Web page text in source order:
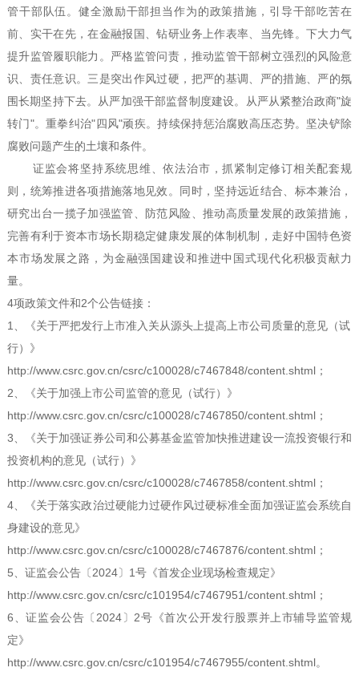
管干部队伍。健全激励干部担当作为的政策措施，引导干部吃苦在
前、实干在先，在金融报国、钻研业务上作表率、当先锋。下大力气
提升监管履职能力。严格监管问责，推动监管干部树立强烈的风险意
识、责任意识。三是突出作风过硬，把严的基调、严的措施、严的氛
围长期坚持下去。从严加强干部监督制度建设。从严从紧整治政商"旋
转门"。重拳纠治"四风"顽疾。持续保持惩治腐败高压态势。坚决铲除
腐败问题产生的土壤和条件。
证监会将坚持系统思维、依法治市，抓紧制定修订相关配套规
则，统筹推进各项措施落地见效。同时，坚持远近结合、标本兼治，
研究出台一揽子加强监管、防范风险、推动高质量发展的政策措施，
完善有利于资本市场长期稳定健康发展的体制机制，走好中国特色资
本市场发展之路，为金融强国建设和推进中国式现代化积极贡献力
量。
4项政策文件和2个公告链接：
1
、《关于严把发行上市准入关从源头上提高上市公司质量的意见（试
行）》
http://www.csrc.gov.cn/csrc/c100028/c7467848/content.shtml；
2 、《关于加强上市公司监管的意见（试行）》
http://www.csrc.gov.cn/csrc/c100028/c7467850/content.shtml；
3 、《关于加强证券公司和公募基金监管加快推进建设一流投资银行和
投资机构的意见（试行）》
http://www.csrc.gov.cn/csrc/c100028/c7467858/content.shtml；
4、《关于落实政治过硬能力过硬作风过硬标准全面加强证监会系统自
身建设的意见》
http://www.csrc.gov.cn/csrc/c100028/c7467876/content.shtml；
5
证监会公告〔2024〕 1号《首发企业现场检查规定》
http://www.csrc.gov.cn/csrc/c101954/c7467951/content.shtml；
6 、证监会公告〔 2024〕 2号《首次公开发行股票并上市辅导监管规
定》
http://www.csrc.gov.cn/csrc/c101954/c7467955/content.shtml。